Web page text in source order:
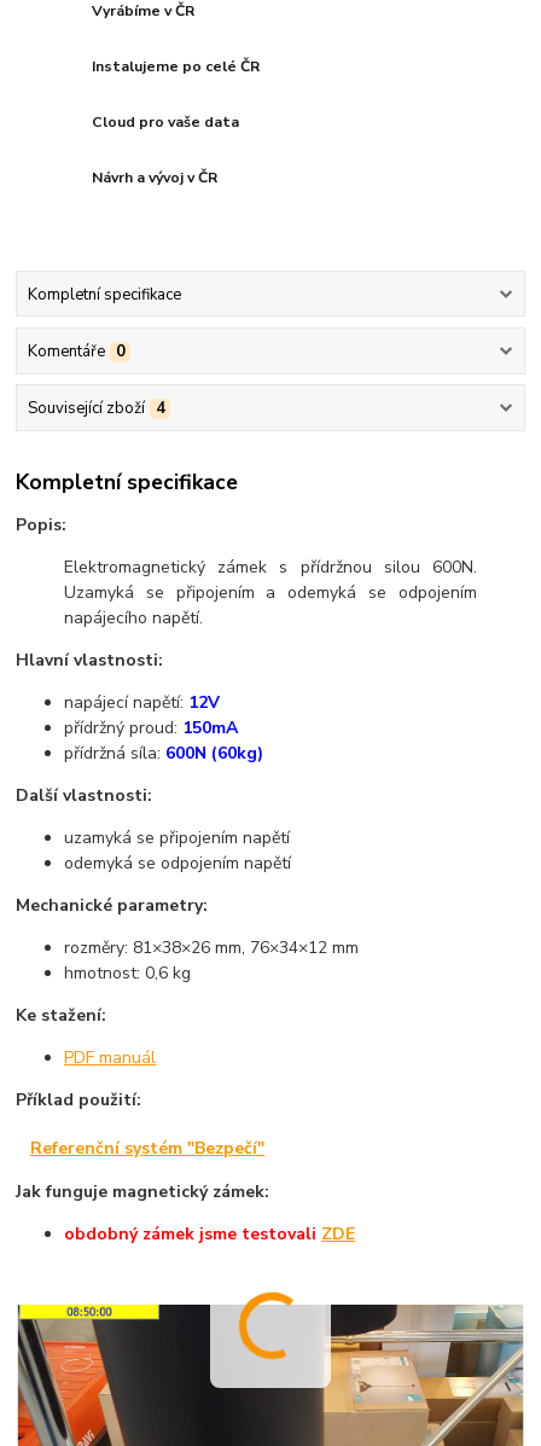
Vyrábíme v ČR
Instalujeme po celé ČR
Cloud pro vaše data
Návrh a vývoj v ČR
Kompletní specifikace
Komentáře 0
Související zboží 4
Kompletní specifikace
Popis:
Elektromagnetický zámek s přídržnou silou 600N.
Uzamyká se připojením a odemyká se odpojením
napájecího napětí.
Hlavní vlastnosti:
napájecí napětí: 12V
přídržný proud: 150mA
přídržná síla: 600N (60kg)
Další vlastnosti:
uzamyká se připojením napětí
odemyká se odpojením napětí
Mechanické parametry:
rozměry: 81×38×26 mm, 76×34×12 mm
hmotnost: 0,6 kg
Ke stažení:
PDF manuál
Příklad použití:
Referenční systém "Bezpečí"
Jak funguje magnetický zámek:
obdobný zámek jsme testovali ZDE